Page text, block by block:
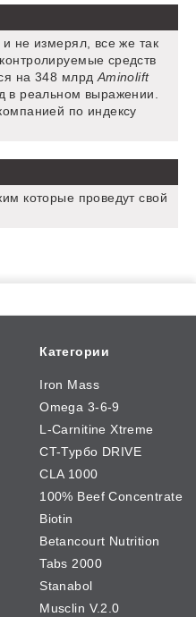
не измерял, все же так
средств
на 348 млрдAminolift
в реальном выражении.
по индексу
которые проведут свой
Категории
Iron Mass
Omega 3-6-9
L-Carnitine Xtreme
CT-Турбо DRIVE
CLA 1000
100% Beef Concentrate
Biotin
Betancourt Nutrition
Tabs 2000
Stanabol
Musclin V.2.0